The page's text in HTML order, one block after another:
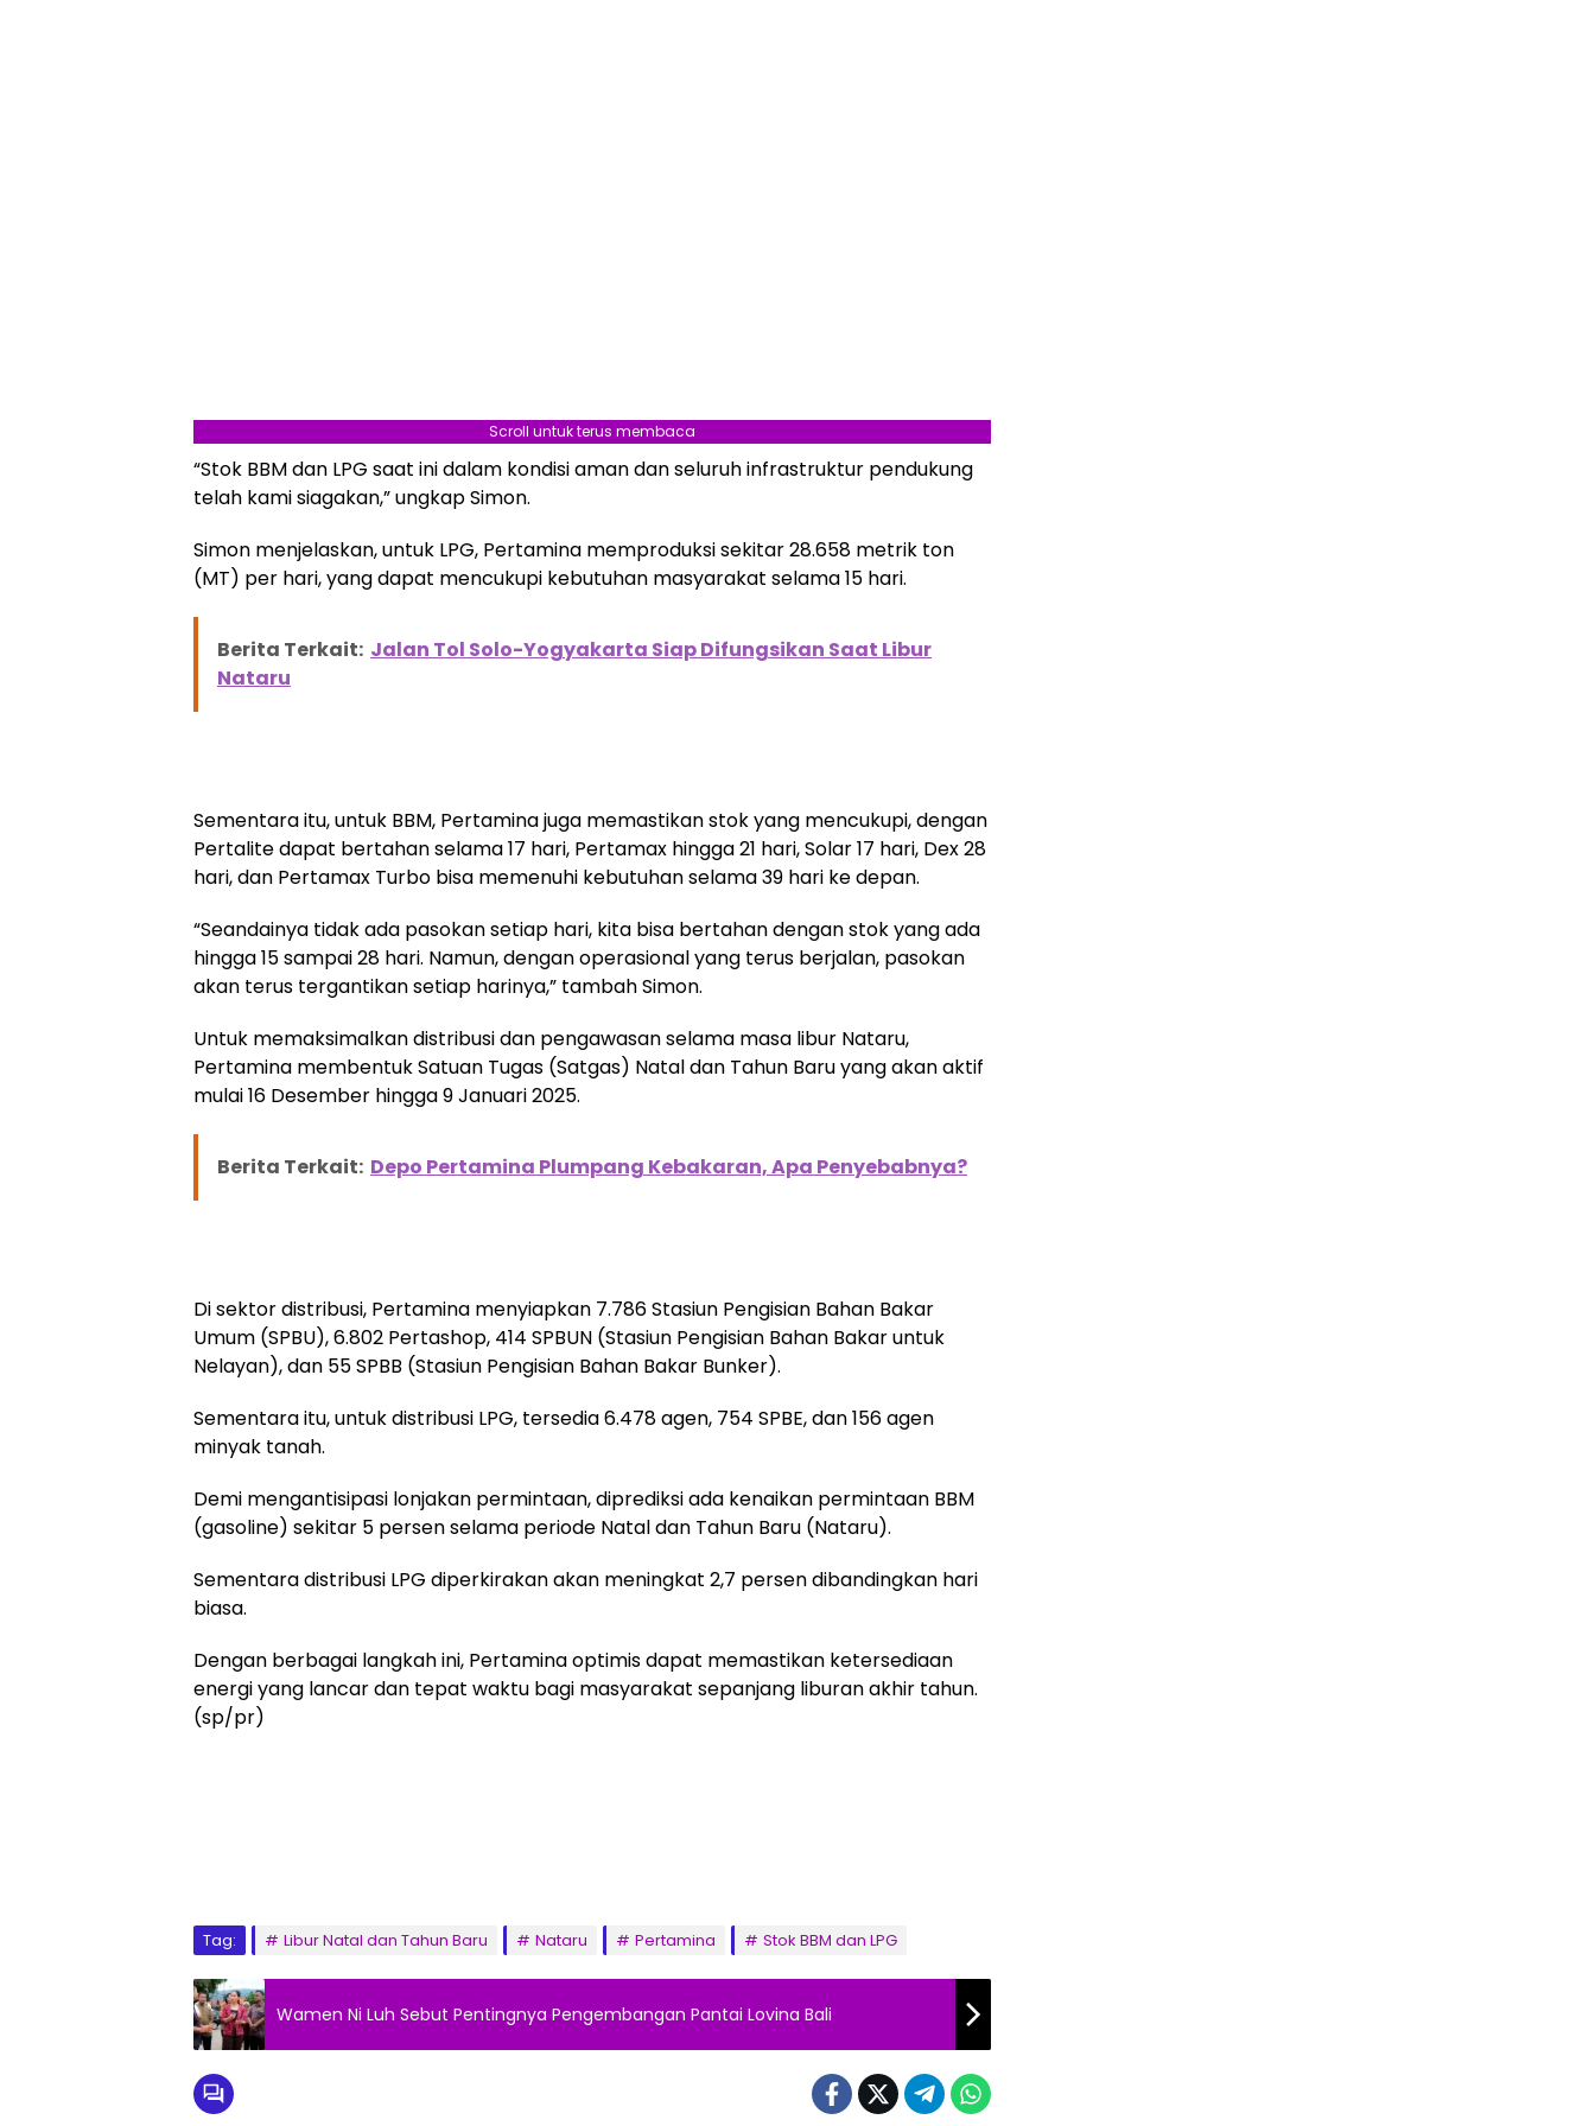
Scroll untuk terus membaca
“Stok BBM dan LPG saat ini dalam kondisi aman dan seluruh infrastruktur pendukung
telah kami siagakan,” ungkap Simon.
Simon menjelaskan, untuk LPG, Pertamina memproduksi sekitar 28.658 metrik ton
(MT) per hari, yang dapat mencukupi kebutuhan masyarakat selama 15 hari.
Berita Terkait: Jalan Tol Solo-Yogyakarta Siap Difungsikan Saat Libur
Nataru
Sementara itu, untuk BBM, Pertamina juga memastikan stok yang mencukupi, dengan
Pertalite dapat bertahan selama 17 hari, Pertamax hingga 21 hari, Solar 17 hari, Dex 28
hari, dan Pertamax Turbo bisa memenuhi kebutuhan selama 39 hari ke depan.
“Seandainya tidak ada pasokan setiap hari, kita bisa bertahan dengan stok yang ada
hingga 15 sampai 28 hari. Namun, dengan operasional yang terus berjalan, pasokan
akan terus tergantikan setiap harinya,” tambah Simon.
Untuk memaksimalkan distribusi dan pengawasan selama masa libur Nataru,
Pertamina membentuk Satuan Tugas (Satgas) Natal dan Tahun Baru yang akan aktif
mulai 16 Desember hingga 9 Januari 2025.
Berita Terkait: Depo Pertamina Plumpang Kebakaran, Apa Penyebabnya?
Di sektor distribusi, Pertamina menyiapkan 7.786 Stasiun Pengisian Bahan Bakar
Umum (SPBU), 6.802 Pertashop, 414 SPBUN (Stasiun Pengisian Bahan Bakar untuk
Nelayan), dan 55 SPBB (Stasiun Pengisian Bahan Bakar Bunker).
Sementara itu, untuk distribusi LPG, tersedia 6.478 agen, 754 SPBE, dan 156 agen
minyak tanah.
Demi mengantisipasi lonjakan permintaan, diprediksi ada kenaikan permintaan BBM
(gasoline) sekitar 5 persen selama periode Natal dan Tahun Baru (Nataru).
Sementara distribusi LPG diperkirakan akan meningkat 2,7 persen dibandingkan hari
biasa.
Dengan berbagai langkah ini, Pertamina optimis dapat memastikan ketersediaan
energi yang lancar dan tepat waktu bagi masyarakat sepanjang liburan akhir tahun.
(sp/pr)
Tag: Libur Natal dan Tahun Baru Nataru Pertamina Stok BBM dan LPG
Wamen Ni Luh Sebut Pentingnya Pengembangan Pantai Lovina Bali